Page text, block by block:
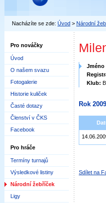
Nacházíte se zde: Úvod > Národní
Pro nováčky
Úvod
O našem svazu
Fotogalerie
Historie kuliček
Časté dotazy
Členství v ČKS
Facebook
Pro hráče
Termíny turnajů
Výsledkové listiny
Národní žebříček
Ligy
Jméno
Klub:
Rok
Sdílet na